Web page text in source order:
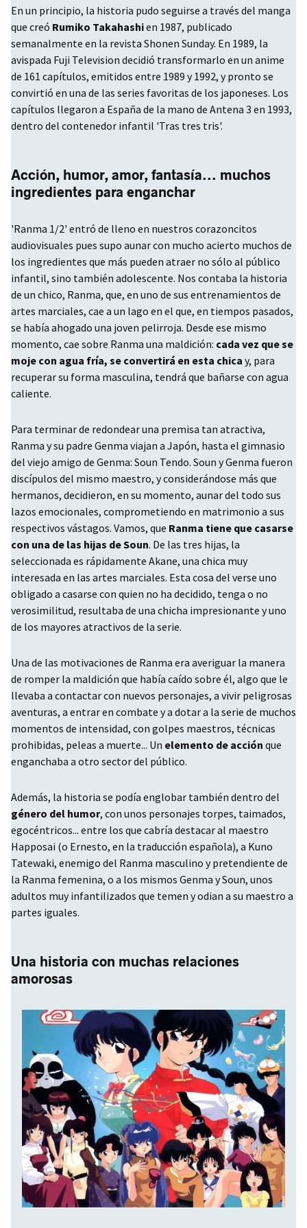
En un principio, la historia pudo seguirse a través del manga
que creó Rumiko Takahashien 1987, publicado
semanalmente en la revista Shonen Sunday. En 1989, la
avispada Fuji Television decidió transformarlo en un anime
de 161 capítulos, emitidos entre 1989 y 1992, y pronto se
convirtió en una de las series favoritas de los japoneses. Los
capítulos llegaron a España de la mano de Antena 3 en 1993,
dentro del contenedor infantil 'Tras tres tris'.
Acción, humor, amor, fantasía... muchos
ingredientes para enganchar
'Ranma 1/2' entró de lleno en nuestros corazoncitos
audiovisuales pues supo aunar con mucho acierto muchos de
los ingredientes que más pueden atraer no sólo al público
infantil, sino también adolescente. Nos contaba la historia
de un chico, Ranma, que, en uno de sus entrenamientos de
artes marciales, cae a un lago en el que, en tiempos pasados,
se había ahogado una joven pelirroja. Desde ese mismo
momento, cae sobre Ranma una maldición: cada vez que se
moje con agua fría, se convertirá en esta chica y, para
recuperar su forma masculina, tendrá que bañarse con agua
caliente.
Para terminar de redondear una premisa tan atractiva,
Ranma y su padre Genma viajan a Japón, hasta el gimnasio
del viejo amigo de Genma: Soun Tendo. Soun y Genma fueron
discípulos del mismo maestro, y considerándose más que
hermanos, decidieron, en su momento, aunar del todo sus
lazos emocionales, comprometiendo en matrimonio a sus
respectivos vástagos. Vamos, que Ranma tiene que casarse
con una de las hijas de Soun. De las tres hijas, la
seleccionada es rápidamente Akane, una chica muy
interesada en las artes marciales. Esta cosa del verse uno
obligado a casarse con quien no ha decidido, tenga o no
verosimilitud, resultaba de una chicha impresionante y uno
de los mayores atractivos de la serie.
Una de las motivaciones de Ranma era averiguar la manera
de romper la maldición que había caído sobre él, algo que le
llevaba a contactar con nuevos personajes, a vivir peligrosas
aventuras, a entrar en combate y a dotar a la serie de muchos
momentos de intensidad, con golpes maestros, técnicas
prohibidas, peleas a muerte... Un elemento de acción que
enganchaba a otro sector del público.
Además, la historia se podía englobar también dentro del
género del humor, con unos personajes torpes, taimados,
egocéntricos... entre los que cabría destacar al maestro
Happosai (o Ernesto, en la traducción española), a Kuno
Tatewaki, enemigo del Ranma masculino y pretendiente de
la Ranma femenina, o a los mismos Genma y Soun, unos
adultos muy infantilizados que temen y odian a su maestro a
partes iguales.
Una historia con muchas relaciones
amorosas